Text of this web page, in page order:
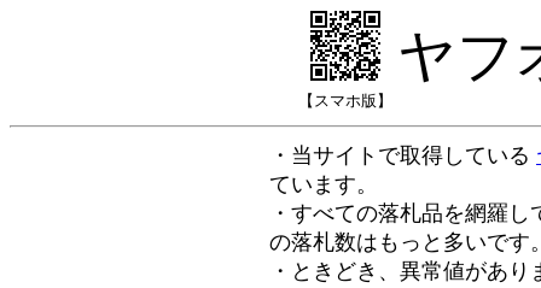
【スマホ版】
ヤフ
・当サイトで取得している
ています。
・すべての落札品を網羅
の落札数はもっと多いです
・ときどき、異常値があ